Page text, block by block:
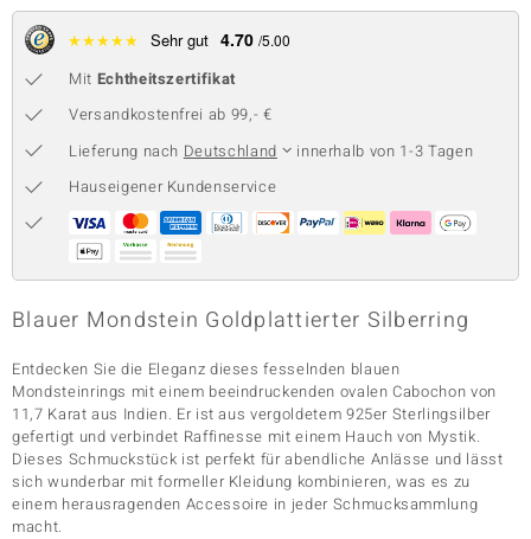
Collection
Classics
★★★★★ Sehr gut 4.70 /5.00
Mit Echtheitszertifikat
Versandkostenfrei ab 99,- €
Lieferung nach Deutschland
innerhalb von 1-3 Tagen
Hauseigener Kundenservice
Blauer Mondstein Goldplattierter Silberring
Entdecken Sie die Eleganz dieses fesselnden blauen
Mondsteinrings mit einem beeindruckenden ovalen Cabochon von
11,7 Karat aus Indien. Er ist aus vergoldetem 925er Sterlingsilber
gefertigt und verbindet Raffinesse mit einem Hauch von Mystik.
Dieses Schmuckstück ist perfekt für abendliche Anlässe und lässt
sich wunderbar mit formeller Kleidung kombinieren, was es zu
einem herausragenden Accessoire in jeder Schmucksammlung
macht.